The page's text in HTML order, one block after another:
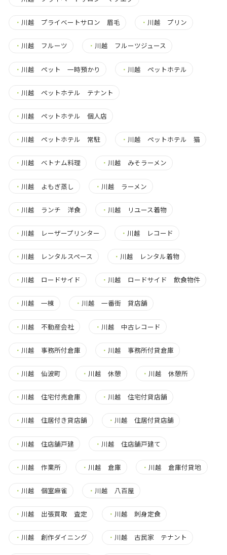
・ 川越 プライベートサロン 眉毛 ・ 川越 プリン
・ 川越 フルーツ ・ 川越 フルーツジュース
・ 川越 ペット 一時預かり ・ 川越 ペットホテル
・ 川越 ペットホテル テナント
・ 川越 ペットホテル 個人店
・ 川越 ペットホテル 常駐 ・ 川越 ペットホテル 猫
・ 川越 ベトナム料理 ・ 川越 みそラーメン
・ 川越 よもぎ蒸し ・ 川越 ラーメン
・ 川越 ランチ 洋食 ・ 川越 リユース着物
・ 川越 レーザープリンター ・ 川越 レコード
・ 川越 レンタルスペース ・ 川越 レンタル着物
・ 川越 ロードサイド ・ 川越 ロードサイド 飲食物件
・ 川越 一棟 ・ 川越 一番街 貸店舗
・ 川越 不動産会社 ・ 川越 中古レコード
・ 川越 事務所付倉庫 ・ 川越 事務所付貸倉庫
・ 川越 仙波町 ・ 川越 休憩 ・ 川越 休憩所
・ 川越 住宅付売倉庫 ・ 川越 住宅付貸店舗
・ 川越 住居付き貸店舗 ・ 川越 住居付貸店舗
・ 川越 住店舗戸建 ・ 川越 住店舗戸建て
・ 川越 作業所 ・ 川越 倉庫 ・ 川越 倉庫付貸地
・ 川越 個室麻雀 ・ 川越 八百屋
・ 川越 出張買取 査定 ・ 川越 刺身定食
・ 川越 創作ダイニング ・ 川越 古民家 テナント